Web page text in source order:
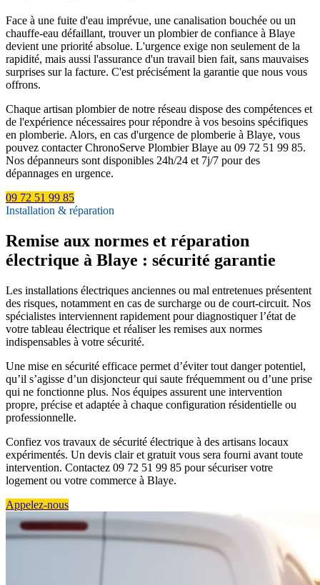
Face à une fuite d'eau imprévue, une canalisation bouchée ou un
chauffe-eau défaillant, trouver un plombier de confiance à Blaye
devient une priorité absolue. L'urgence exige non seulement de la
rapidité, mais aussi l'assurance d'un travail bien fait, sans mauvaises
surprises sur la facture. C'est précisément la garantie que nous vous
offrons.
Chaque artisan plombier de notre réseau dispose des compétences et
de l'expérience nécessaires pour répondre à vos besoins spécifiques
en plomberie. Alors, en cas d'urgence de plomberie à Blaye, vous
pouvez contacter ChronoServe Plombier Blaye au 09 72 51 99 85.
Nos dépanneurs sont disponibles 24h/24 et 7j/7 pour des
dépannages en urgence.
09 72 51 99 85
Installation & réparation
Remise aux normes et réparation
électrique à Blaye : sécurité garantie
Les installations électriques anciennes ou mal entretenues présentent
des risques, notamment en cas de surcharge ou de court-circuit. Nos
spécialistes interviennent rapidement pour diagnostiquer l’état de
votre tableau électrique et réaliser les remises aux normes
indispensables à votre sécurité.
Une mise en sécurité efficace permet d’éviter tout danger potentiel,
qu’il s’agisse d’un disjoncteur qui saute fréquemment ou d’une prise
qui ne fonctionne plus. Nos équipes assurent une intervention
propre, précise et adaptée à chaque configuration résidentielle ou
professionnelle.
Confiez vos travaux de sécurité électrique à des artisans locaux
expérimentés. Un devis clair et gratuit vous sera fourni avant toute
intervention. Contactez 09 72 51 99 85 pour sécuriser votre
logement ou votre commerce à Blaye.
Appelez-nous